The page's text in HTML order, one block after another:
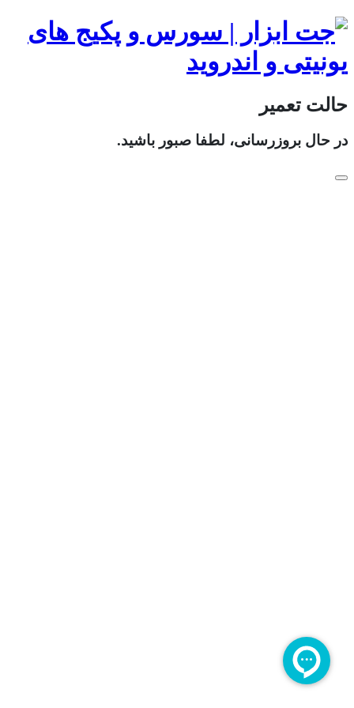
حالت تعمیر
در حال بروزرسانی، لطفا صبور باشید.